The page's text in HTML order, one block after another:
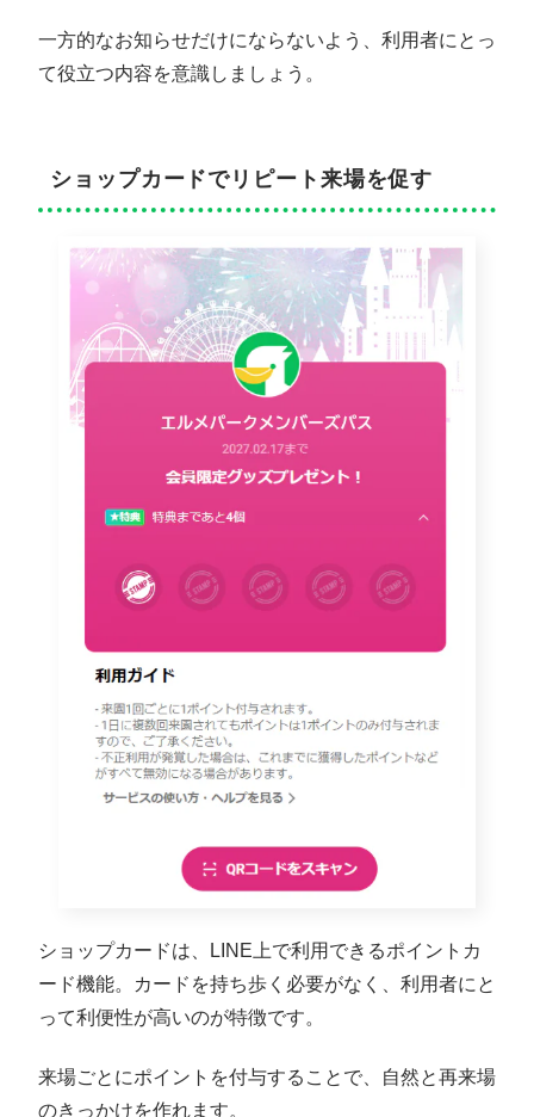
一方的なお知らせだけにならないよう、利用者にとっ
て役立つ内容を意識しましょう。
ショップカードでリピート来場を促す
ショップカードは、LINE上で利用できるポイントカ
ード機能。カードを持ち歩く必要がなく、利用者にと
って利便性が高いのが特徴です。
来場ごとにポイントを付与することで、自然と再来場
のきっかけを作れます。